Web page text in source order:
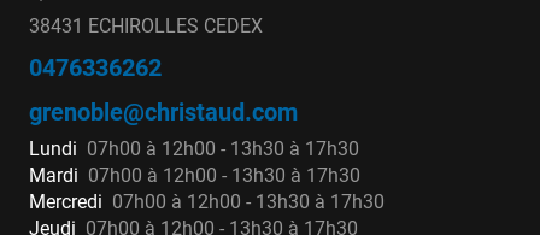
38431 ECHIROLLES CEDEX
0476336262
grenoble@christaud.com
Lundi 07h00 à 12h00 - 13h30 à 17h30
Mardi 07h00 à 12h00 - 13h30 à 17h30
Mercredi 07h00 à 12h00 - 13h30 à 17h30
Jeudi 07h00 à 12h00 - 13h30 à 17h30